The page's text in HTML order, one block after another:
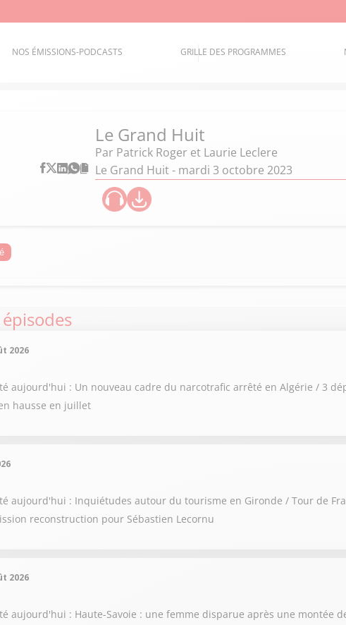
NOS ÉMISSIONS-PODCASTS GRILLE DES PROGRAMMES
Le Grand Huit
Par Patrick Roger et Laurie Leclere
Le Grand Huit - mardi 3 octobre 2023
2026
aujourd'hui : Un nouveau cadre du narcotrafic arrêté en Algérie / 3
hausse en juillet
aujourd'hui : Inquiétudes autour du tourisme en Gironde / Tour de
reconstruction pour Sébastien Lecornu
2026
aujourd'hui : Haute-Savoie : une femme disparue après une montée